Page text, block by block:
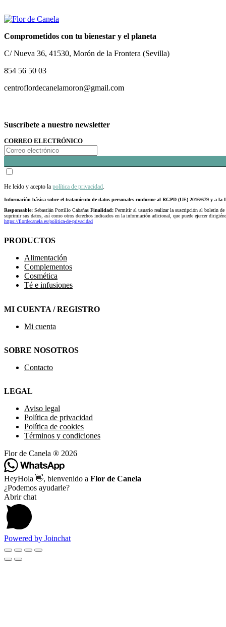
Comprometidos con tu bienestar y el planeta
C/ Nueva 36, 41530, Morón de la Frontera (Sevilla)
854 56 50 03
centroflordecanelamoron@gmail.com
Suscríbete a nuestro newsletter
CORREO ELECTRÓNICO
He leído y acepto la política de privacidad.
Información básica sobre el tratamiento de datos personales conforme al RGPD (UE) 2016/679 y a la
Responsable: Sebastián Portillo Cabañas Finalidad: Permitir al usuario realizar la suscripción al boletín
suprimir sus datos, así como otros derechos indicados en la información adicional, que puede ejercer
https://flordecanela.es/politica-de-privacidad
PRODUCTOS
Alimentación
Complementos
Cosmética
Té e infusiones
MI CUENTA / REGISTRO
Mi cuenta
SOBRE NOSOTROS
Contacto
LEGAL
Aviso legal
Política de privacidad
Política de cookies
Términos y condiciones
Flor de Canela ® 2026
HeyHola 👋, bienvenido a Flor de Canela
¿Podemos ayudarle?
Abrir chat
Powered by Joinchat